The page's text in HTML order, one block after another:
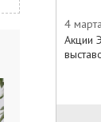
•
• До
•
4
Акции